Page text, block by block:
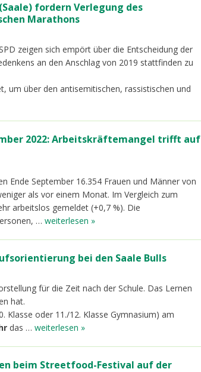
fordern Verlegung des
Marathons
zeigen sich empört über die Entscheidung der
an den Anschlag von 2019 stattfinden zu
um über den antisemitischen, rassistischen und
2022: Arbeitskräftemangel trifft auf
Ende September 16.354 Frauen und Männer von
als vor einem Monat. Im Vergleich zum
arbeitslos gemeldet (+0,7 %). Die
… weiterlesen »
bei den Saale Bulls
für die Zeit nach der Schule. Das Lernen
hat.
Klasse oder 11./12. Klasse Gymnasium) am
das … weiterlesen »
beim Streetfood-Festival auf der